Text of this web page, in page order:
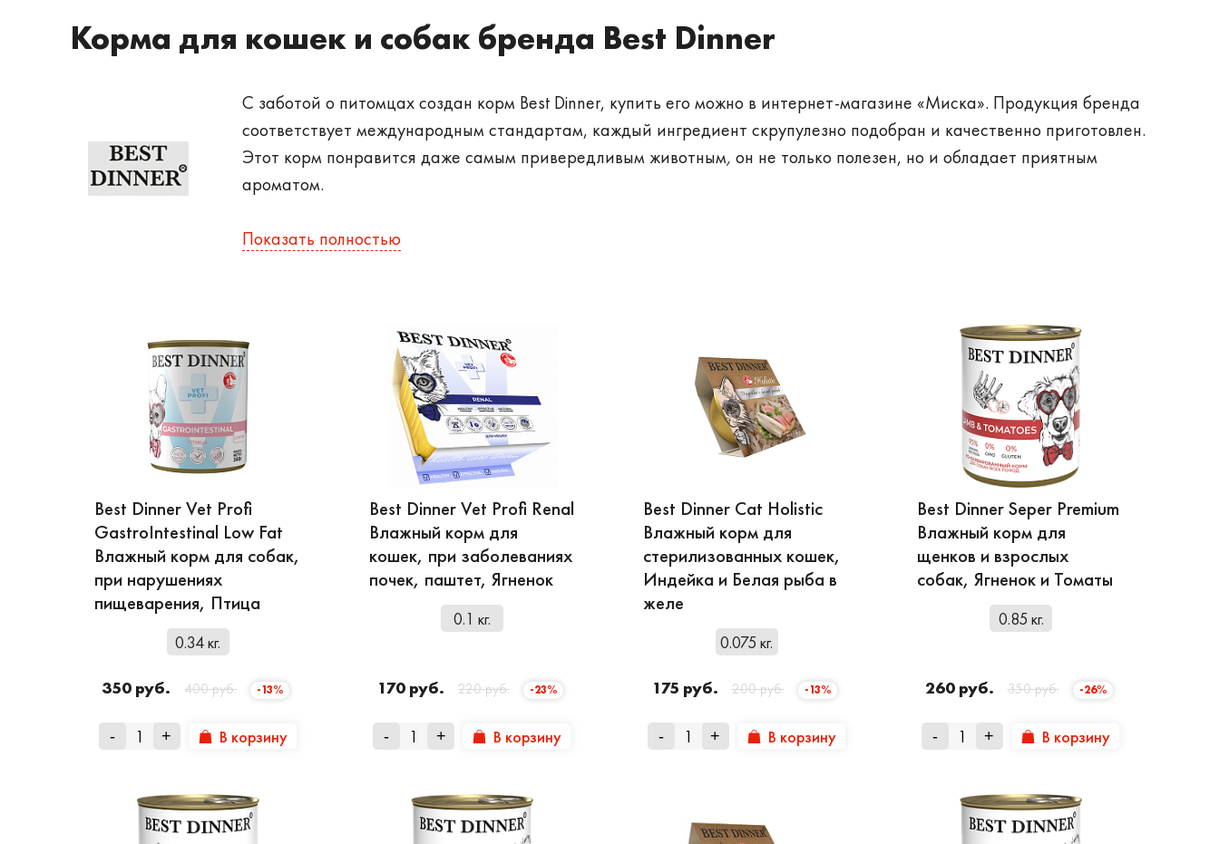
Корма для кошек и собак бренда Best Dinner
С заботой о питомцах создан корм Best Dinner, купить его можно в интернет-магазине «Миска». Продукция бренда
соответствует международным стандартам, каждый ингредиент скрупулезно подобран и качественно приготовлен.
Этот корм понравится даже самым привередливым животным, он не только полезен, но и обладает приятным
ароматом.
Особенности кормов от Бест Диннер
технологиям. В составе кормов качественные натуральные ингредиенты Human Grade, которые пригодны для
употребления человеком. Бест Диннер – это большая линейка продуктов питания для собак и кошек разных
возрастов. Особое внимание уделяется производству профилактической категории.
Корма создаются с учетом физиологических особенностей животных, к преимуществам продукции Бест Диннер
можно отнести:
- использования высококачественных экологичных ингредиентов;
- оптимальное соотношение белков-жиров-углеводов;
- большое вкусовое разнообразие;
- высококачественная рецептура;
- высокое поедание.
Корма относятся к супер премиум классу, основным ингредиентом всех продуктов является мясо и рыба, это –
источник необходимого всем животным белка. Помимо животного протеина в составе
присутствует рис, овсяные
хлопья и ячмень, обеспечивающие организм животного углеводами. Источником жиров в кормах Best Dinner
минеральными добавками, среди них:
- пивные дрожжи;
- плоды шиповника, брусники;
Для уменьшения запахов экскрементов в состав добавляют Юкку Шидигера.
Показать полностью
Best Dinner Vet Profi
GastroIntestinal Low Fat
Влажный корм для собак,
при нарушениях
пищеварения, Птица
0.34 кг.
350 руб. 400 руб. -13%
- + В корзину
Best Dinner Vet Profi Renal
Влажный корм для
кошек, при заболеваниях
почек, паштет, Ягненок
0.1 кг.
170 руб. 220 руб. -23%
- + В корзину
Best Dinner Cat Holistic
Влажный корм для
стерилизованных кошек,
Индейка и Белая рыба в
желе
0.075 кг.
175 руб. 200 руб. -13%
- + В корзину
Best Dinner Seper Premium
Влажный корм для
щенков и взрослых
собак, Ягненок и Томаты
0.85 кг.
260 руб. 350 руб. -26%
- + В корзину